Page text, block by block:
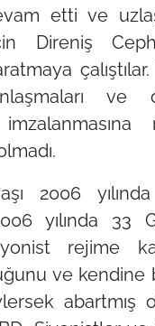
etti ve
Direniş
ve
2006
yılında 33
rejime
ve kendine
abartmış